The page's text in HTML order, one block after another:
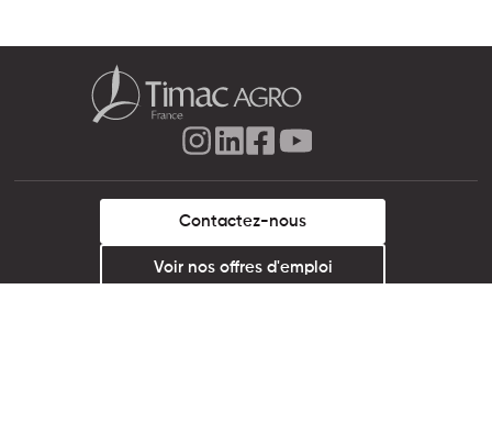
Contactez-nous
Voir nos offres d'emploi